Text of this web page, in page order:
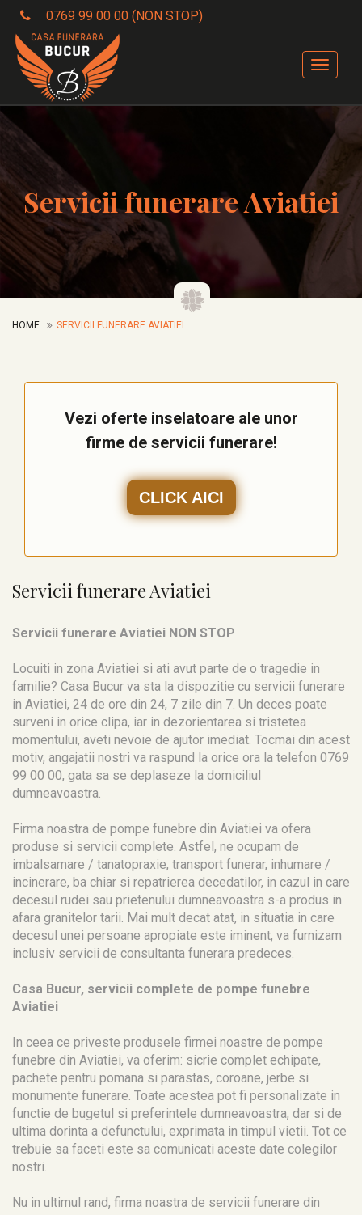
0769 99 00 00 (NON STOP)
Toggle
Servicii funerare Aviatiei
HOME SERVICII FUNERARE AVIATIEI
Vezi oferte inselatoare ale unor
firme de servicii funerare!
CLICK AICI
Servicii funerare Aviatiei
Servicii funerare Aviatiei NON STOP
Locuiti in zona Aviatiei si ati avut parte de o tragedie in
familie? Casa Bucur va sta la dispozitie cu servicii funerare
in Aviatiei, 24 de ore din 24, 7 zile din 7. Un deces poate
surveni in orice clipa, iar in dezorientarea si tristetea
momentului, aveti nevoie de ajutor imediat. Tocmai din acest
motiv, angajatii nostri va raspund la orice ora la telefon 0769
99 00 00, gata sa se deplaseze la domiciliul
dumneavoastra.
Firma noastra de pompe funebre din Aviatiei va ofera
produse si servicii complete. Astfel, ne ocupam de
imbalsamare / tanatopraxie, transport funerar, inhumare /
incinerare, ba chiar si repatrierea decedatilor, in cazul in care
decesul rudei sau prietenului dumneavoastra s-a produs in
afara granitelor tarii. Mai mult decat atat, in situatia in care
decesul unei persoane apropiate este iminent, va furnizam
inclusiv servicii de consultanta funerara predeces.
Casa Bucur, servicii complete de pompe funebre
Aviatiei
In ceea ce priveste produsele firmei noastre de pompe
funebre din Aviatiei, va oferim: sicrie complet echipate,
pachete pentru pomana si parastas, coroane, jerbe si
monumente funerare. Toate acestea pot fi personalizate in
functie de bugetul si preferintele dumneavoastra, dar si de
ultima dorinta a defunctului, exprimata in timpul vietii. Tot ce
trebuie sa faceti este sa comunicati aceste date colegilor
nostri.
Nu in ultimul rand, firma noastra de servicii funerare din